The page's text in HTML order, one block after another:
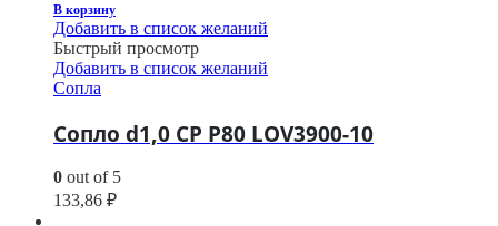
В корзину
Добавить в список желаний
Быстрый просмотр
Добавить в список желаний
Сопла
Сопло d1,0 CP P80 LOV3900-10
0 out of 5
133,86 ₽